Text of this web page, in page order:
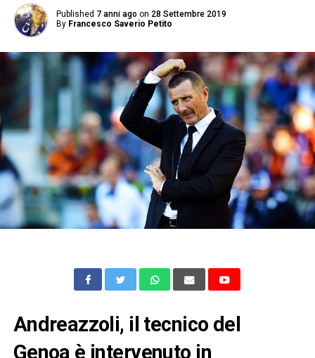
Published 7 anni ago on 28 Settembre 2019
By Francesco Saverio Petito
Andreazzoli, il tecnico del
Genoa è intervenuto in